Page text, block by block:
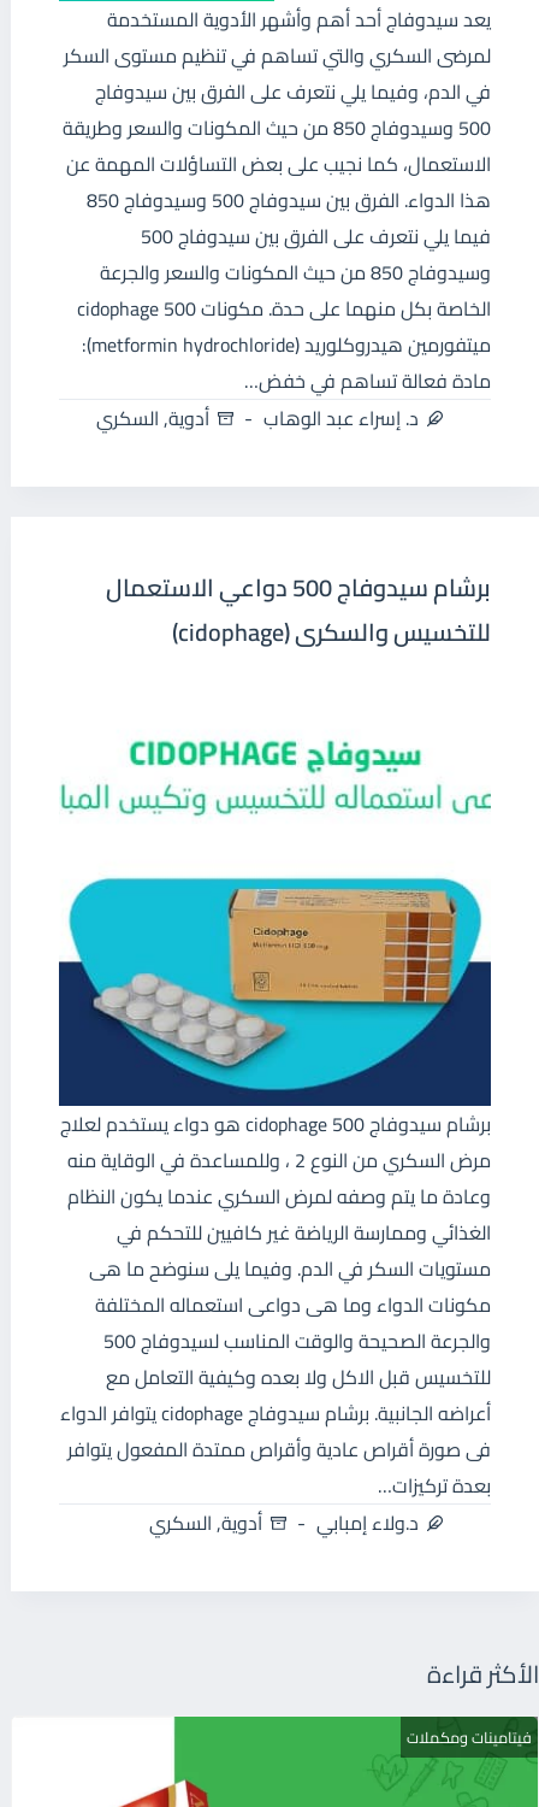
يعد سيدوفاج أحد أهم وأشهر الأدوية المستخدمة
لمرضى السكري والتي تساهم في تنظيم مستوى السكر
في الدم، وفيما يلي نتعرف على الفرق بين سيدوفاج
500 وسيدوفاج 850 من حيث المكونات والسعر وطريقة
الاستعمال، كما نجيب على بعض التساؤلات المهمة عن
هذا الدواء. الفرق بين سيدوفاج 500 وسيدوفاج 850
فيما يلي نتعرف على الفرق بين سيدوفاج 500
وسيدوفاج 850 من حيث المكونات والسعر والجرعة
الخاصة بكل منهما على حدة. مكونات cidophage 500
ميتفورمين هيدروكلوريد (metformin hydrochloride):
مادة فعالة تساهم في خفض…
د. إسراء عبد الوهاب
أدوية,السكري
برشام سيدوفاج 500 دواعي الاستعمال
للتخسيس والسكرى (cidophage)
برشام سيدوفاج 500 cidophage هو دواء يستخدم لعلاج
مرض السكري من النوع 2 ، وللمساعدة في الوقاية منه
وعادة ما يتم وصفه لمرض السكري عندما يكون النظام
الغذائي وممارسة الرياضة غير كافيين للتحكم في
مستويات السكر في الدم. وفيما يلى سنوضح ما هى
مكونات الدواء وما هى دواعى استعماله المختلفة
والجرعة الصحيحة والوقت المناسب لسيدوفاج 500
للتخسيس قبل الاكل ولا بعده وكيفية التعامل مع
أعراضه الجانبية. برشام سيدوفاج cidophage يتوافر الدواء
فى صورة أقراص عادية وأقراص ممتدة المفعول يتوافر
بعدة تركيزات…
د.ولاء إمبابي
أدوية,السكري
الأكثر قراءة
فيتامينات ومكملات